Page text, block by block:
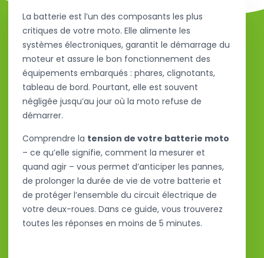
La batterie est l’un des composants les plus
critiques de votre moto. Elle alimente les
systèmes électroniques, garantit le démarrage du
moteur et assure le bon fonctionnement des
équipements embarqués : phares, clignotants,
tableau de bord. Pourtant, elle est souvent
négligée jusqu’au jour où la moto refuse de
démarrer.
Comprendre la tension de votre batterie moto
– ce qu’elle signifie, comment la mesurer et
quand agir – vous permet d’anticiper les pannes,
de prolonger la durée de vie de votre batterie et
de protéger l’ensemble du circuit électrique de
votre deux-roues. Dans ce guide, vous trouverez
toutes les réponses en moins de 5 minutes.